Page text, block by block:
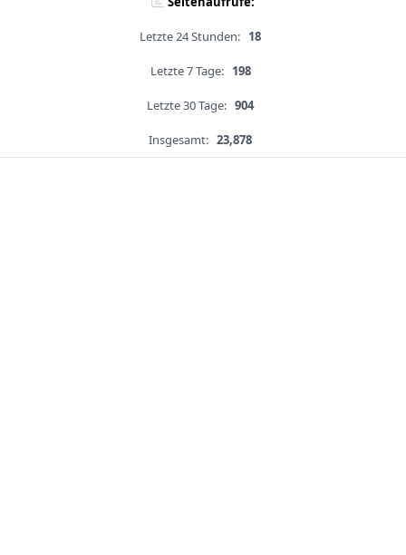
Letzte 24 Stunden: 18
Letzte 7 Tage: 198
Letzte 30 Tage: 904
Insgesamt: 23,878